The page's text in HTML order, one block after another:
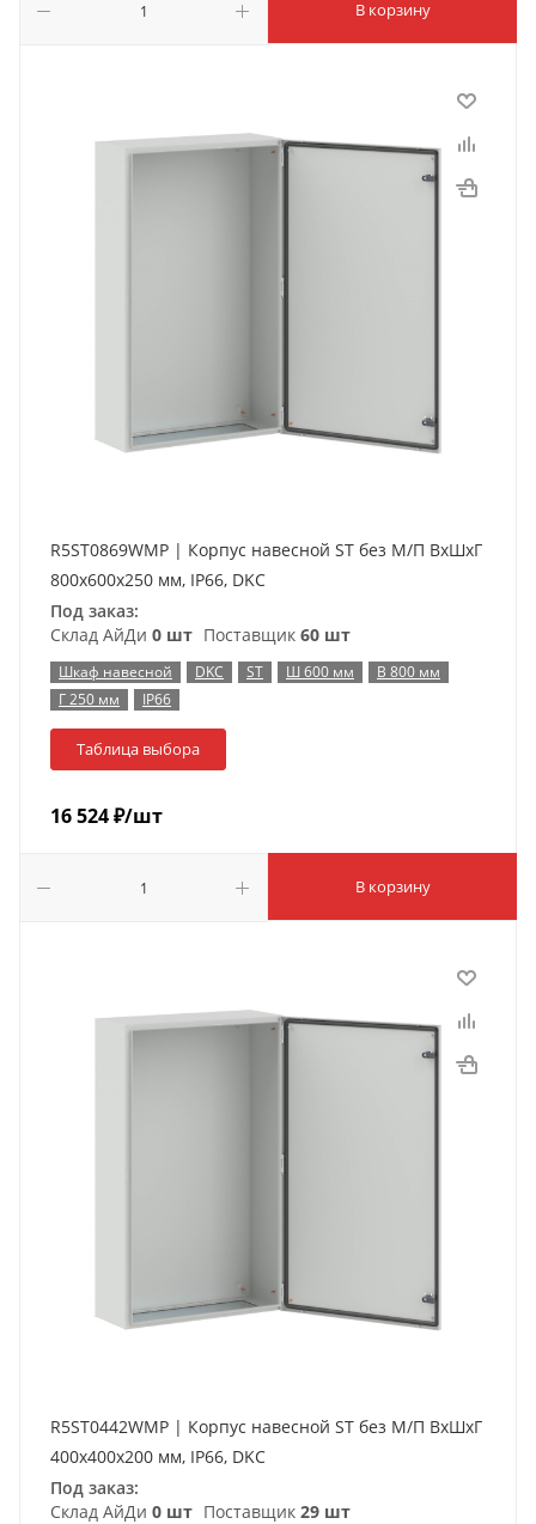
В корзину
R5ST0869WMP | Корпус навесной ST без М/П ВxШxГ
800x600x250 мм, IP66, DKC
Под заказ:
Склад АйДи 0 шт Поставщик 60 шт
Шкаф навесной DKC ST Ш 600 мм
В 800 мм
Г 250 мм
IP66
Таблица выбора
16 524₽/шт
В корзину
R5ST0442WMP | Корпус навесной ST без М/П ВxШxГ
400x400x200 мм, IP66, DKC
Под заказ:
Склад АйДи 0 шт Поставщик 29 шт